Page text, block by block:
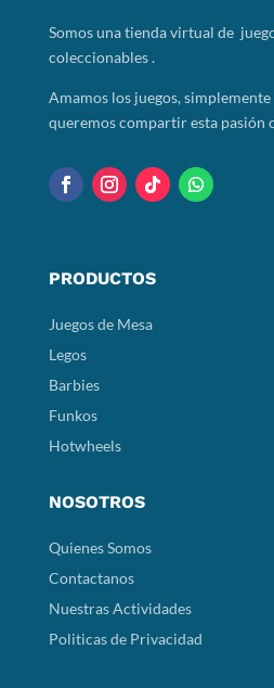
Somosuna tienda virtual de
coleccionables .
Amamos los juegos,
queremos compartir esta pasión
PRODUCTOS
Juegos de Mesa
Legos
Barbies
Funkos
Hotwheels
NOSOTROS
Quienes Somos
Contactanos
Nuestras Actividades
Politicas de Privacidad